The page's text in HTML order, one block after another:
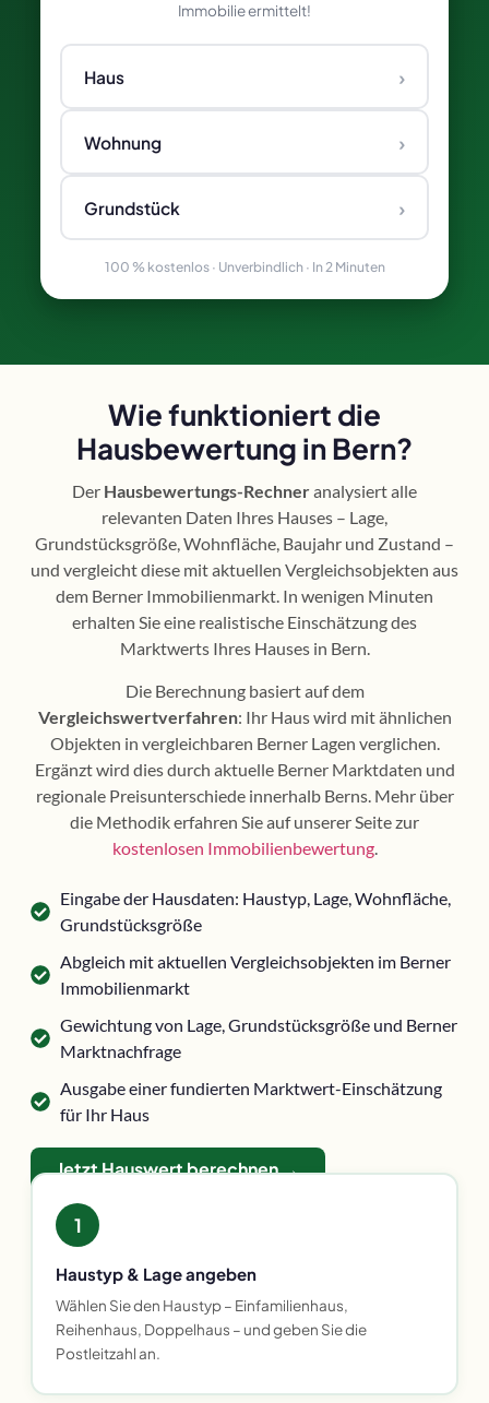
Immobilie ermittelt!
Haus ›
Wohnung ›
Grundstück ›
100 % kostenlos · Unverbindlich · In 2 Minuten
Wie funktioniert die
Hausbewertung in Bern?
Der Hausbewertungs-Rechneranalysiert alle
relevanten Daten Ihres Hauses – Lage,
Grundstücksgröße, Wohnfläche, Baujahr und Zustand –
und vergleicht diese mit aktuellen Vergleichsobjekten aus
dem Berner Immobilienmarkt. In wenigen Minuten
erhalten Sie eine realistische Einschätzung des
Marktwerts Ihres Hauses in Bern.
Die Berechnung basiert auf dem
Vergleichswertverfahren: Ihr Haus wird mit ähnlichen
Objekten in vergleichbaren Berner Lagen verglichen.
Ergänzt wird dies durch aktuelle Berner Marktdaten und
regionale Preisunterschiede innerhalb Berns. Mehr über
die Methodik erfahren Sie auf unserer Seite zur
kostenlosen Immobilienbewertung.
Eingabe der Hausdaten: Haustyp, Lage, Wohnfläche,
Grundstücksgröße
Abgleich mit aktuellen Vergleichsobjekten im Berner
Immobilienmarkt
Gewichtung von Lage, Grundstücksgröße und Berner
Marktnachfrage
Ausgabe einer fundierten Marktwert-Einschätzung
für Ihr Haus
Jetzt Hauswert berechnen →
1
Haustyp & Lage angeben
Wählen Sie den Haustyp – Einfamilienhaus,
Reihenhaus, Doppelhaus – und geben Sie die
Postleitzahl an.